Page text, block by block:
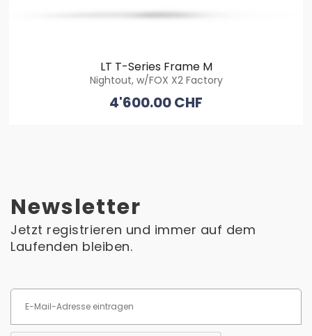
LT T-Series Frame M
Nightout, w/FOX X2 Factory
4'600.00 CHF
Newsletter
Jetzt registrieren und immer auf dem
Laufenden bleiben.